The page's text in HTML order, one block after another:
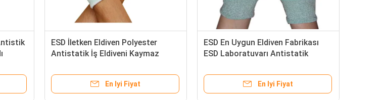
ESD İletken Eldiven Polyester
Antistatik İş Eldiveni Kaymaz
Oturan
En Iyi Fiyat
ESD En Uygun Eldiven Fabrikası
ESD Laboratuvarı Antistatik
Eldivenler ESD Eldivenler
En Iyi Fiyat